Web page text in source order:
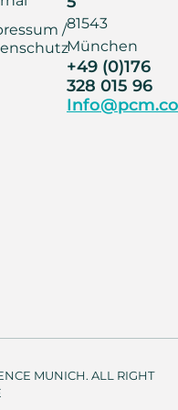
/81543
München
+49 (0)176
328 015 96
MUNICH. ALL RIGHT